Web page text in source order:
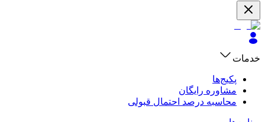
خدمات
پکیج‌ها
مشاوره رایگان
محاسبه درصد احتمال قبولی